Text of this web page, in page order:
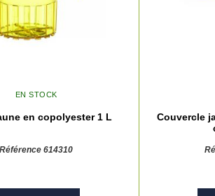
EN STOCK
en copolyester 1 L
Référence 614310
Couvercle